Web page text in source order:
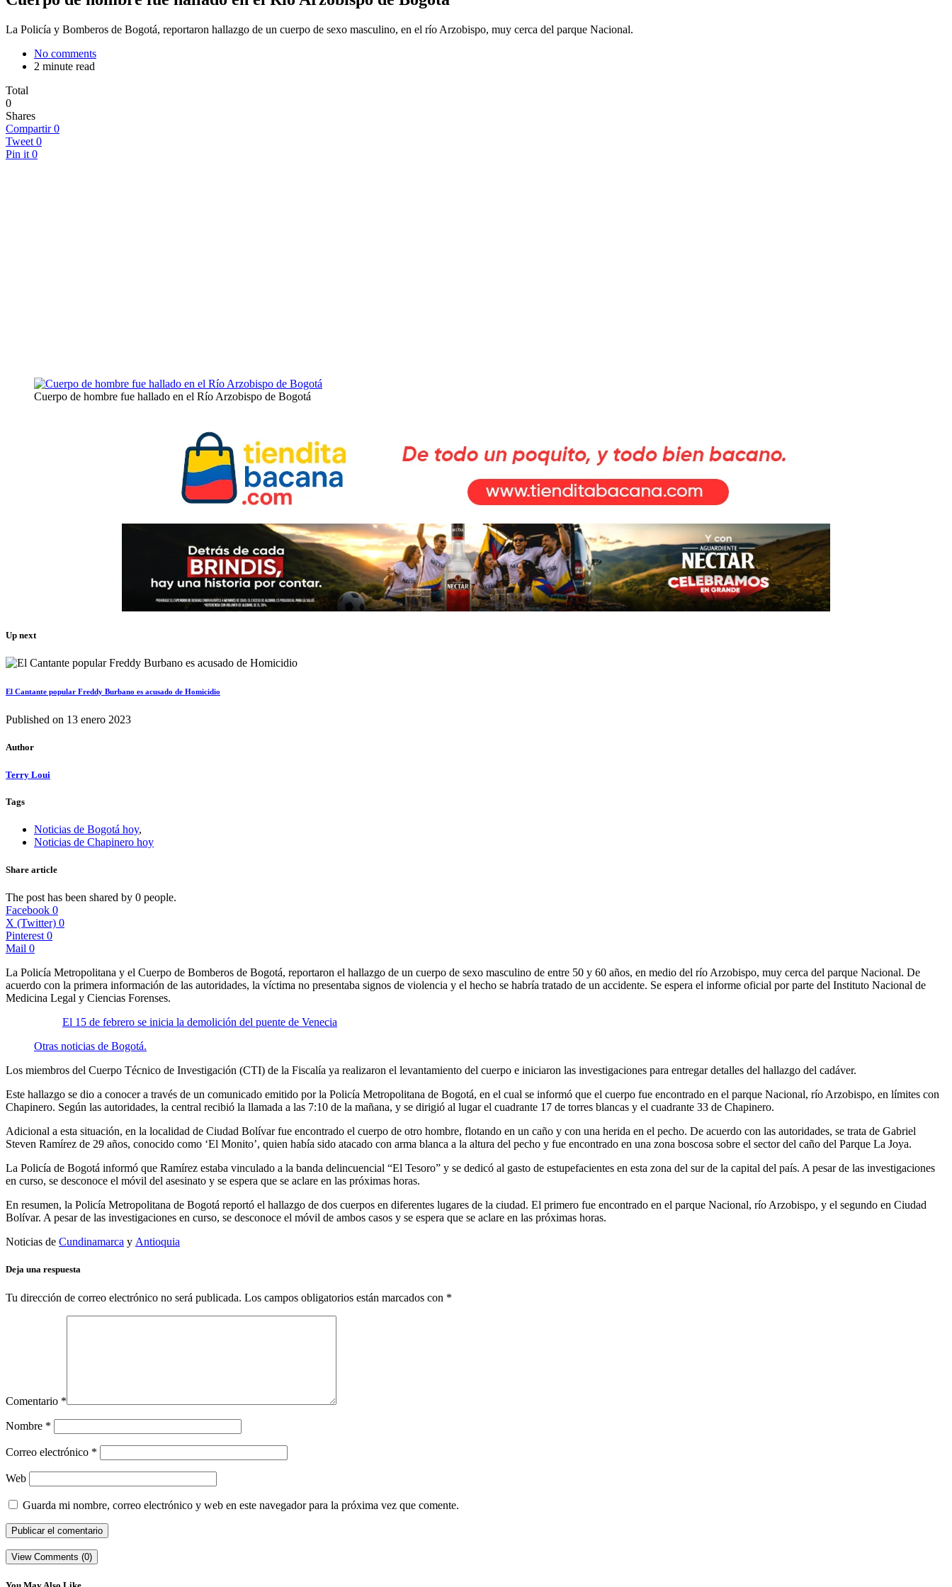
La Policía y Bomberos de Bogotá, reportaron hallazgo de un cuerpo de sexo masculino, en el río Arzobispo, muy cerca del parque Nacional.
No comments
2 minute read
Total
0
Shares
Compartir 0
Tweet 0
Pin it 0
Cuerpo de hombre fue hallado en el Río Arzobispo de Bogotá
Up next
El Cantante popular Freddy Burbano es acusado de Homicidio
Published on 13 enero 2023
Author
Terry Loui
Tags
Noticias de Bogotá hoy,
Noticias de Chapinero hoy
Share article
The post has been shared by 0 people.
Facebook 0
X (Twitter) 0
Pinterest 0
Mail 0
La Policía Metropolitana y el Cuerpo de Bomberos de Bogotá, reportaron el hallazgo de un cuerpo de sexo masculino de entre 50 y 60 años, en medio del río Arzobispo, muy cerca del parque Nacional. De
acuerdo con la primera información de las autoridades, la víctima no presentaba signos de violencia y el hecho se habría tratado de un accidente. Se espera el informe oficial por parte del Instituto Nacional de
Medicina Legal y Ciencias Forenses.
El 15 de febrero se inicia la demolición del puente de Venecia
Otras noticias de Bogotá.
Los miembros del Cuerpo Técnico de Investigación (CTI) de la Fiscalía ya realizaron el levantamiento del cuerpo e iniciaron las investigaciones para entregar detalles del hallazgo del cadáver.
Este hallazgo se dio a conocer a través de un comunicado emitido por la Policía Metropolitana de Bogotá, en el cual se informó que el cuerpo fue encontrado en el parque Nacional, río Arzobispo, en límites con
Chapinero. Según las autoridades, la central recibió la llamada a las 7:10 de la mañana, y se dirigió al lugar el cuadrante 17 de torres blancas y el cuadrante 33 de Chapinero.
Adicional a esta situación, en la localidad de Ciudad Bolívar fue encontrado el cuerpo de otro hombre, flotando en un caño y con una herida en el pecho. De acuerdo con las autoridades, se trata de Gabriel
Steven Ramírez de 29 años, conocido como ‘El Monito’, quien había sido atacado con arma blanca a la altura del pecho y fue encontrado en una zona boscosa sobre el sector del caño del Parque La Joya.
La Policía de Bogotá informó que Ramírez estaba vinculado a la banda delincuencial “El Tesoro” y se dedicó al gasto de estupefacientes en esta zona del sur de la capital del país. A pesar de las investigaciones
en curso, se desconoce el móvil del asesinato y se espera que se aclare en las próximas horas.
En resumen, la Policía Metropolitana de Bogotá reportó el hallazgo de dos cuerpos en diferentes lugares de la ciudad. El primero fue encontrado en el parque Nacional, río Arzobispo, y el segundo en Ciudad
Bolívar. A pesar de las investigaciones en curso, se desconoce el móvil de ambos casos y se espera que se aclare en las próximas horas.
Noticias de Cundinamarca y Antioquia
Deja una respuesta
Tu dirección de correo electrónico no será publicada. Los campos obligatorios están marcados con *
Comentario *
Nombre *
Correo electrónico *
Web
Guarda mi nombre, correo electrónico y web en este navegador para la próxima vez que comente.
View Comments (0)